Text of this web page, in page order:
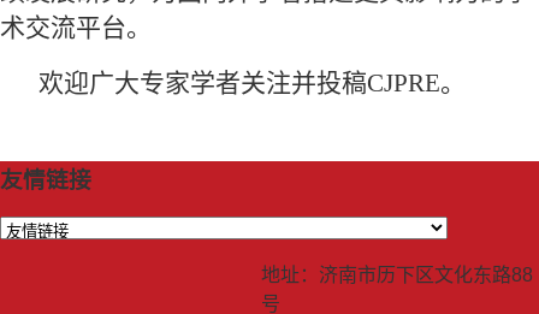
术交流平台。
欢迎广大专家学者关注并投稿CJPRE。
友情链接
地址：济南市历下区文化东路88
号